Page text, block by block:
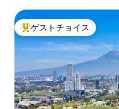
大好評のゲストチョイス
ゲストチョイス